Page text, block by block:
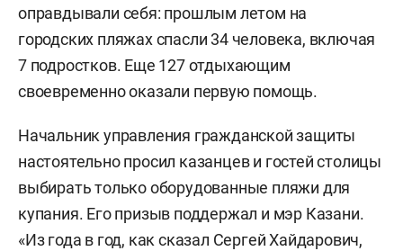
оправдывали себя: прошлым летом на
городских пляжах спасли 34 человека, включая
7 подростков. Еще 127 отдыхающим
своевременно оказали первую помощь.
Начальник управления гражданской защиты
настоятельно просил казанцев и гостей столицы
выбирать только оборудованные пляжи для
купания. Его призыв поддержал и мэр Казани.
«Из года в год, как сказал Сергей Хайдарович,